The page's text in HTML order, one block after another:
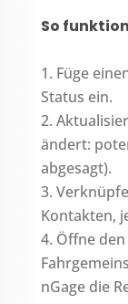
So
Füge
Status ein.
ändert:
abgesagt).
Kontakten,
Öffne
nGage die